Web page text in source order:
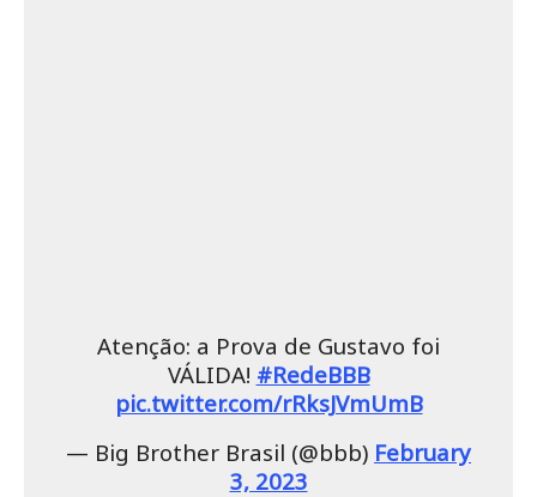
Atenção: a Prova de Gustavo foi
VÁLIDA! #RedeBBB
pic.twitter.com/rRksJVmUmB
— Big Brother Brasil (@bbb) February
3, 2023